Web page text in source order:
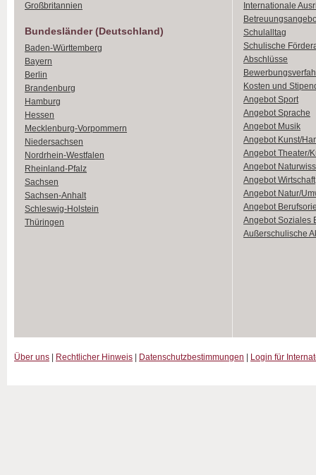
Großbritannien
Bundesländer (Deutschland)
Baden-Württemberg
Bayern
Berlin
Brandenburg
Hamburg
Hessen
Mecklenburg-Vorpommern
Niedersachsen
Nordrhein-Westfalen
Rheinland-Pfalz
Sachsen
Sachsen-Anhalt
Schleswig-Holstein
Thüringen
Internationale
Schulalltag
Schulische
Abschlüsse
Kosten und
Angebot Sport
Angebot Sprache
Angebot Musik
Angebot Kunst/
Angebot Theater/
Angebot
Angebot Wirtschaft
Angebot Natur/
Angebot
Angebot Soziales
Außerschulische
Über uns Rechtlicher Hinweis Datenschutzbestimmungen Login für